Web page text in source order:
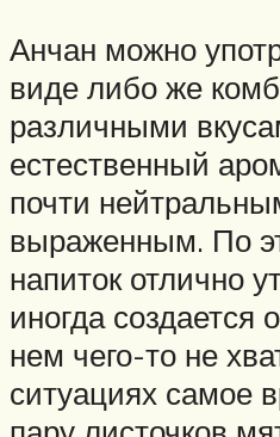
Анчан можно
виде либо же
различными
естественный
почти
выраженным. По
напиток отлично
иногда
нем чего-то не
ситуациях самое